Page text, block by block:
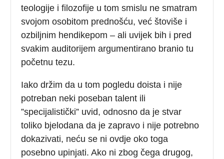
teologije i filozofije u tom smislu ne smatram
svojom osobitom prednošću, već štoviše i
ozbiljnim hendikepom – ali uvijek bih i pred
svakim auditorijem argumentirano branio tu
početnu tezu.
Iako držim da u tom pogledu doista i nije
potreban neki poseban talent ili
”specijalistički” uvid, odnosno da je stvar
toliko bjelodana da je zapravo i nije potrebno
dokazivati, neću se ni ovdje oko toga
posebno upinjati. Ako ni zbog čega drugog,